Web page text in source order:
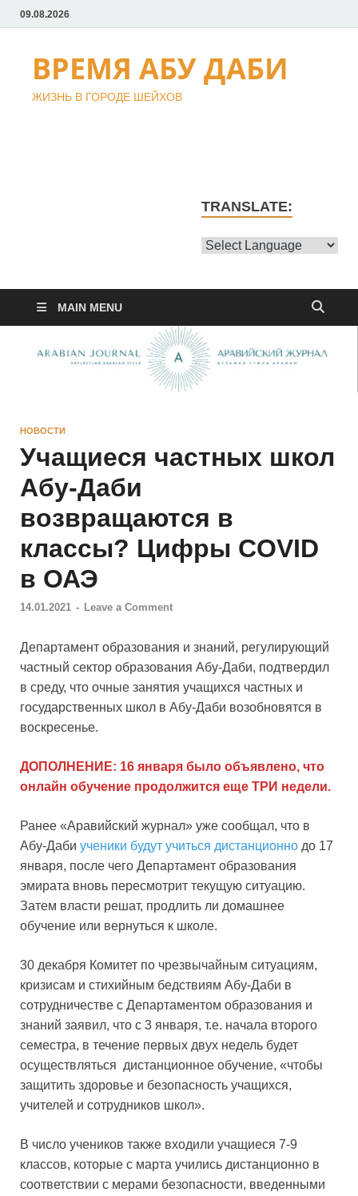
09.08.2026
ВРЕМЯ АБУ ДАБИ
ЖИЗНЬ В ГОРОДЕ ШЕЙХОВ
TRANSLATE:
MAIN MENU
НОВОСТИ
Учащиеся частных школ
Абу-Даби
возвращаются в
классы? Цифры COVID
в ОАЭ
14.01.2021 - Leave a Comment
Департамент образования и знаний, регулирующий
частный сектор образования Абу-Даби, подтвердил
в среду, что очные занятия учащихся частных и
государственных школ в Абу-Даби возобновятся в
воскресенье.
ДОПОЛНЕНИЕ: 16 января было объявлено, что
онлайн обучение продолжится еще ТРИ недели.
Ранее «Аравийский журнал» уже сообщал, что в
Абу-Даби ученики будут учиться дистанционно до 17
января, после чего Департамент образования
эмирата вновь пересмотрит текущую ситуацию.
Затем власти решат, продлить ли домашнее
обучение или вернуться к школе.
30 декабря Комитет по чрезвычайным ситуациям,
кризисам и стихийным бедствиям Абу-Даби в
сотрудничестве с Департаментом образования и
знаний заявил, что с 3 января, т.е. начала второго
семестра, в течение первых двух недель будет
осуществляться дистанционное обучение, «чтобы
защитить здоровье и безопасность учащихся,
учителей и сотрудников школ».
В число учеников также входили учащиеся 7-9
классов, которые с марта учились дистанционно в
соответствии с мерами безопасности, введенными